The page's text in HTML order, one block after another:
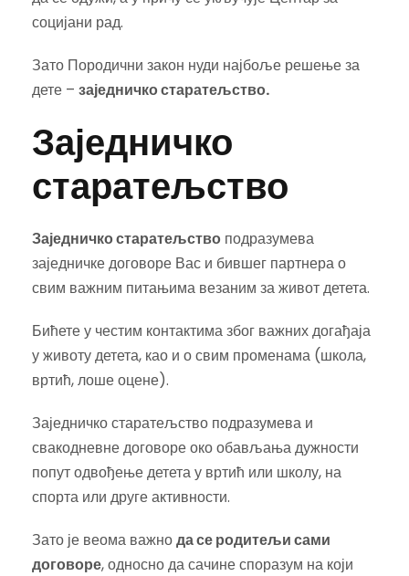
социјани рад.
Зато Породични закон нуди најбоље решење за
дете – заједничко старатељство.
Заједничко
старатељство
Заједничко старатељство подразумева
заједничке договоре Вас и бившег партнера о
свим важним питањима везаним за живот детета.
Бићете у честим контактима због важних догађаја
у животу детета, као и о свим променама (школа,
вртић, лоше оцене).
Заједничко старатељство подразумева и
свакодневне договоре око обављања дужности
попут одвођење детета у вртић или школу, на
спорта или друге активности.
Зато је веома важнода се родитељи сами
договоре, односно да сачине споразум на који